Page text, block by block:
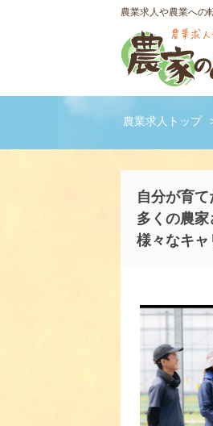
農業求人や農業への
農業求人トップ
自分が育
多くの農
様々なキャ